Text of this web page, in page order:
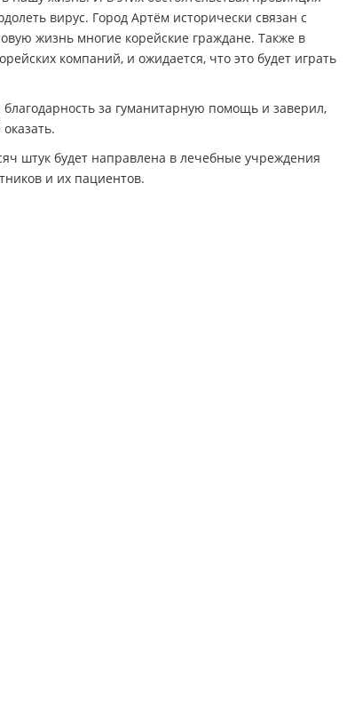
вирус. Город Артём исторически связан с
жизнь многие корейские граждане. Также в
компаний, и ожидается, что это будет играть
за гуманитарную помощь и заверил,
штук будет направлена в лечебные учреждения
и их пациентов.